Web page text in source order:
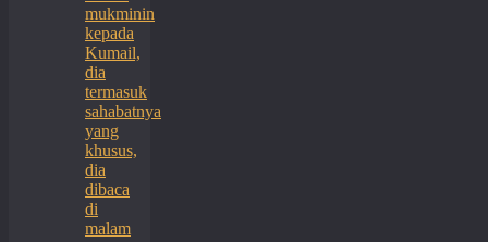
mukminin
kepada
Kumail,
dia
termasuk
sahabatnya
yang
khusus,
dia
dibaca
di
malam